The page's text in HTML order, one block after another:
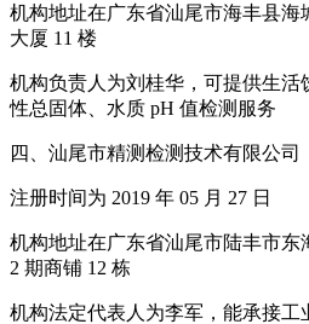
机构地址在广东省汕尾市海丰县海
大厦 11 楼
机构负责人为刘桂华，可提供生
性总固体、水质 pH 值检测服务
四、汕尾市精测检测技术有限公司
注册时间为 2019 年 05 月 27 日
机构地址在广东省汕尾市陆丰市
2 期商铺 12 栋
机构法定代表人为李军，能承接工